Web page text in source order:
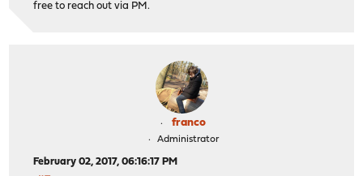
free to reach out via PM.
franco
Administrator
February 02, 2017, 06:16:17 PM